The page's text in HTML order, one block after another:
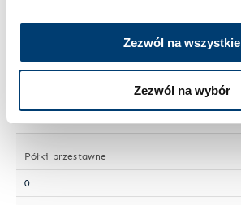
Zezwól na wszystkie
Zezwól na wybór
MS 100-02
Półki przestawne
0